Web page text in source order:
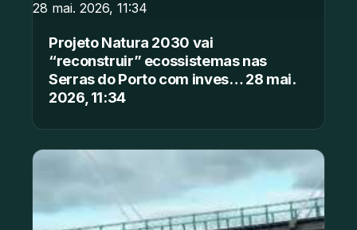
Projeto Natura 2030 vai
“reconstruir” ecossistemas nas
Serras do Porto com inves… 28 mai.
2026, 11:34